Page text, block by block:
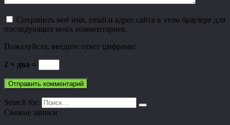
Сохранить моё имя, email и адрес сайта в этом браузере для
последующих моих комментариев.
Пожалуйста, введите ответ цифрами:
2 × два =
Search for:
Свежие записи